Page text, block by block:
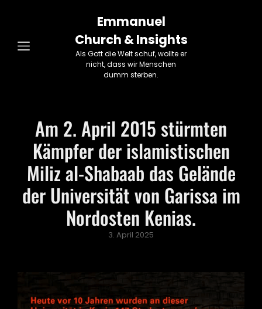
Emmanuel
Church & Insights
Als Gott die Welt schuf, wollte er
nicht, dass wir Menschen
dumm sterben.
Am 2. April 2015 stürmten
Kämpfer der islamistischen
Miliz al-Shabaab das Gelände
der Universität von Garissa im
Nordosten Kenias.
Posted
3. April 2025